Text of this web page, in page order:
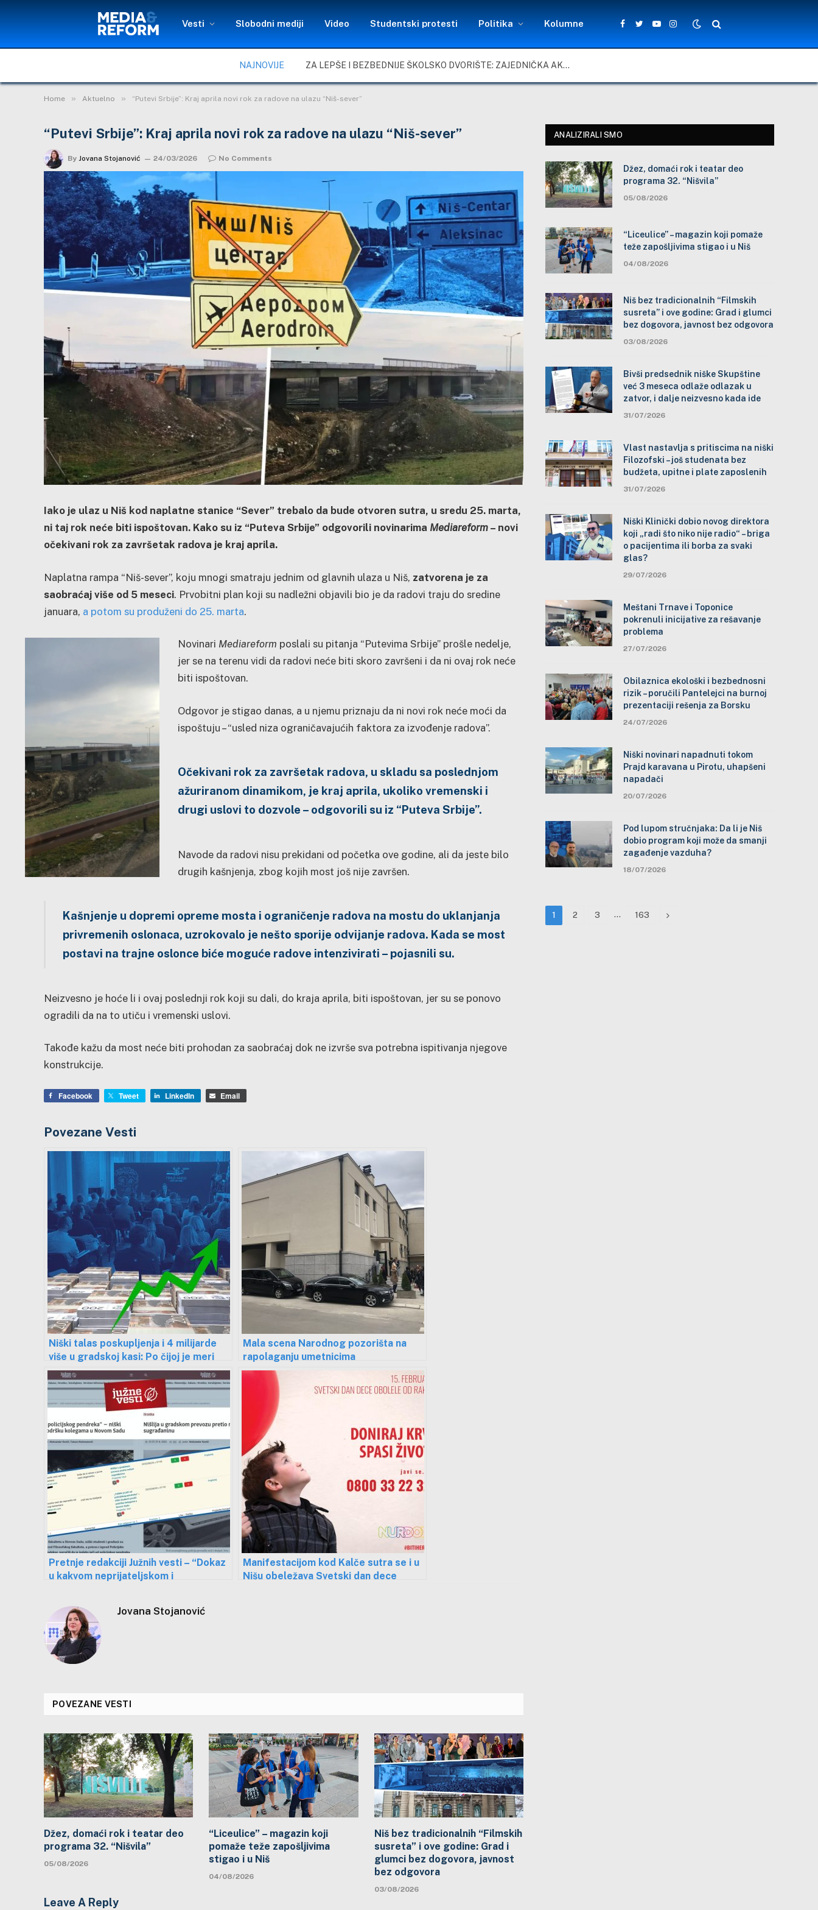
Vesti Slobodni mediji Video Studentski protesti Politika Kolumne
Facebook
TwitterYouTubeInstagram
NAJNOVIJE ZA LEPŠE I BEZBEDNIJE ŠKOLSKO DVORIŠTE: ZAJEDNIČKA AKCIJA MEŠTANA, NASTAVNIKA I ĐAKA U SELU VLASE KOD VRANJA
Home » Aktuelno » “Putevi Srbije”: Kraj aprila novi rok za radove na ulazu “Niš-sever”
“Putevi Srbije”: Kraj aprila novi rok za radove na ulazu “Niš-sever”
By Jovana Stojanović 24/03/2026 No Comments
Iako je ulaz u Niš kod naplatne stanice “Sever” trebalo da bude otvoren sutra, u sredu 25. marta,
ni taj rok neće biti ispoštovan. Kako su iz “Puteva Srbije” odgovorili novinarima Mediareform – novi
očekivani rok za završetak radova je kraj aprila.
Naplatna rampa “Niš-sever”, koju mnogi smatraju jednim od glavnih ulaza u Niš, zatvorena je za
saobraćaj više od 5 meseci. Prvobitni plan koji su nadležni objavili bio je da radovi traju do sredine
januara, a potom su produženi do 25. marta.
Novinari Mediareform poslali su pitanja “Putevima Srbije” prošle nedelje,
jer se na terenu vidi da radovi neće biti skoro završeni i da ni ovaj rok neće
biti ispoštovan.
Odgovor je stigao danas, a u njemu priznaju da ni novi rok neće moći da
ispoštuju – “usled niza ograničavajućih faktora za izvođenje radova”.
Očekivani rok za završetak radova, u skladu sa poslednjom
ažuriranom dinamikom, je kraj aprila, ukoliko vremenski i
drugi uslovi to dozvole – odgovorili su iz “Puteva Srbije”.
Navode da radovi nisu prekidani od početka ove godine, ali da jeste bilo
drugih kašnjenja, zbog kojih most još nije završen.
Kašnjenje u dopremi opreme mosta i ograničenje radova na mostu do uklanjanja
privremenih oslonaca, uzrokovalo je nešto sporije odvijanje radova. Kada se most
postavi na trajne oslonce biće moguće radove intenzivirati – pojasnili su.
Neizvesno je hoće li i ovaj poslednji rok koji su dali, do kraja aprila, biti ispoštovan, jer su se ponovo
ogradili da na to utiču i vremenski uslovi.
Takođe kažu da most neće biti prohodan za saobraćaj dok ne izvrše sva potrebna ispitivanja njegove
konstrukcije.
Facebook Tweet LinkedIn Email
Povezane Vesti
Niški talas poskupljenja i 4 milijarde
više u gradskoj kasi: Po čijoj je meri
novi budžet?
Mala scena Narodnog pozorišta na
rapolaganju umetnicima
Pretnje redakciji Južnih vesti – “Dokaz
u kakvom neprijateljskom i
Manifestacijom kod Kalče sutra se i u
Nišu obeležava Svetski dan dece
Jovana Stojanović
POVEZANE VESTI
Džez, domaći rok i teatar deo
programa 32. “Nišvila”
05/08/2026
“Liceulice” – magazin koji
pomaže teže zapošljivima
stigao i u Niš
04/08/2026
Niš bez tradicionalnih “Filmskih
susreta” i ove godine: Grad i
glumci bez dogovora, javnost
bez odgovora
03/08/2026
Leave A Reply
ANALIZIRALI SMO
Džez, domaći rok i teatar deo
programa 32. “Nišvila”
05/08/2026
“Liceulice” – magazin koji pomaže
teže zapošljivima stigao i u Niš
04/08/2026
Niš bez tradicionalnih “Filmskih
susreta” i ove godine: Grad i glumci
bez dogovora, javnost bez odgovora
03/08/2026
Bivši predsednik niške Skupštine
već 3 meseca odlaže odlazak u
zatvor, i dalje neizvesno kada ide
31/07/2026
Vlast nastavlja s pritiscima na niški
Filozofski – još studenata bez
budžeta, upitne i plate zaposlenih
31/07/2026
Niški Klinički dobio novog direktora
koji „radi što niko nije radio“ – briga
o pacijentima ili borba za svaki
glas?
29/07/2026
Meštani Trnave i Toponice
pokrenuli inicijative za rešavanje
problema
27/07/2026
Obilaznica ekološki i bezbednosni
rizik – poručili Pantelejci na burnoj
prezentaciji rešenja za Borsku
24/07/2026
Niški novinari napadnuti tokom
Prajd karavana u Pirotu, uhapšeni
napadači
20/07/2026
Pod lupom stručnjaka: Da li je Niš
dobio program koji može da smanji
zagađenje vazduha?
18/07/2026
1 2 3 … 163 Next